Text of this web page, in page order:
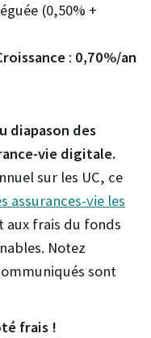
(0,50% +
: 0,70%/an
diapason des
vie digitale.
sur les UC, ce
assurances-vie les
aux frais du fonds
Notez
sont
frais !